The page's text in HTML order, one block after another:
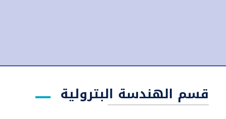
قسم الهندسة البترولية